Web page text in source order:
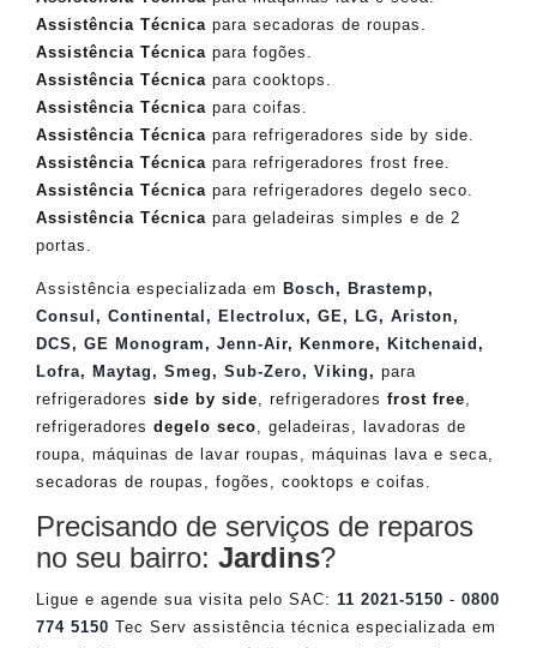
Assistência Técnica para secadoras de roupas.
Assistência Técnica para fogões.
Assistência Técnica para cooktops.
Assistência Técnica para coifas.
Assistência Técnica para refrigeradores side by side.
Assistência Técnica para refrigeradores frost free.
Assistência Técnica para refrigeradores degelo seco.
Assistência Técnica para geladeiras simples e de 2
portas.
Assistência especializada em Bosch, Brastemp,
Consul , Continental , Electrolux, GE, LG, Ariston,
DCS , GE Monogram , Jenn-Air, Kenmore, Kitchenaid ,
Lofra, Maytag , Smeg , Sub-Zero, Viking , para
refrigeradores side by side, refrigeradores frost free,
refrigeradores degelo seco, geladeiras, lavadoras de
roupa, máquinas de lavar roupas, máquinas lava e seca,
secadoras de roupas, fogões, cooktops e coifas.
Precisando de serviços de reparos
no seu bairro: Jardins?
Ligue e agende sua visita pelo SAC: 11 2021-5150 - 0800
774 5150 Tec Serv assistência técnica especializada em